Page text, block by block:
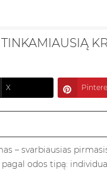
X
– svarbiausias
odos tipą: